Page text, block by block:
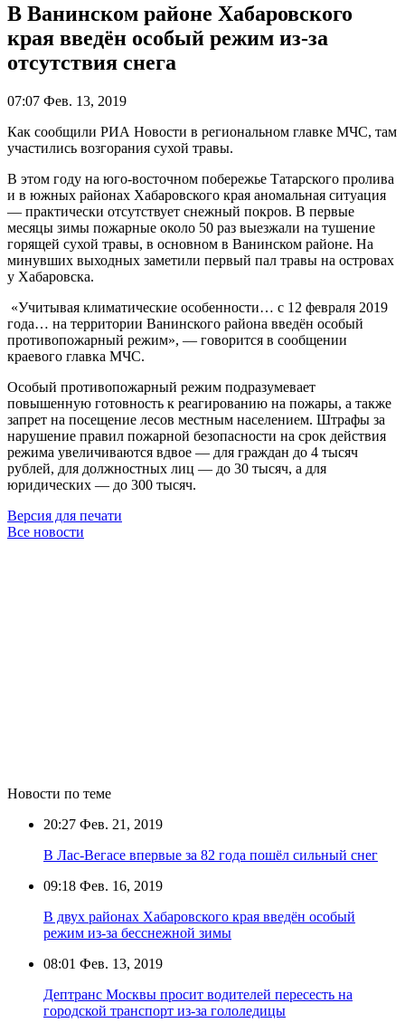
В Ванинском районе Хабаровского
края введён особый режим из-за
отсутствия снега
07:07 Фев. 13, 2019
Как сообщили РИА Новости в региональном главке МЧС, там
участились возгорания сухой травы.
В этом году на юго-восточном побережье Татарского пролива
и в южных районах Хабаровского края аномальная ситуация
— практически отсутствует снежный покров. В первые
месяцы зимы пожарные около 50 раз выезжали на тушение
горящей сухой травы, в основном в Ванинском районе. На
минувших выходных заметили первый пал травы на островах
у Хабаровска.
«Учитывая климатические особенности… с 12 февраля 2019
года… на территории Ванинского района введён особый
противопожарный режим», — говорится в сообщении
краевого главка МЧС.
Особый противопожарный режим подразумевает
повышенную готовность к реагированию на пожары, а также
запрет на посещение лесов местным населением. Штрафы за
нарушение правил пожарной безопасности на срок действия
режима увеличиваются вдвое — для граждан до 4 тысяч
рублей, для должностных лиц — до 30 тысяч, а для
юридических — до 300 тысяч.
Версия для печати
Все новости
Новости по теме
20:27 Фев. 21, 2019
В Лас-Вегасе впервые за 82 года пошёл сильный снег
09:18 Фев. 16, 2019
В двух районах Хабаровского края введён особый
режим из-за бесснежной зимы
08:01 Фев. 13, 2019
Дептранс Москвы просит водителей пересесть на
городской транспорт из-за гололедицы